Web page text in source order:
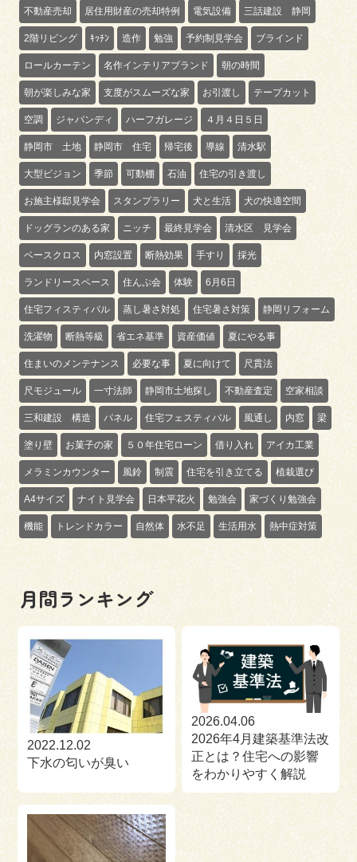
不動産売却 居住用財産の売却特例 電気設備 三話建設 静岡
2階リビング ｷｯﾁﾝ 造作 勉強 予約制見学会 ブラインド
ロールカーテン 名作インテリアブランド 朝の時間
朝が楽しみな家 支度がスムーズな家 お引渡し テープカット
空調 ジャパンディ ハーフガレージ ４月４日５日
静岡市 土地 静岡市 住宅 帰宅後 導線 清水駅
大型ビジョン 季節 可動棚 石油 住宅の引き渡し
お施主様邸見学会 スタンプラリー 犬と生活 犬の快適空間
ドッグランのある家 ニッチ 最終見学会 清水区 見学会
ベースクロス 内窓設置 断熱効果 手すり 採光
ランドリースペース 住んぷ会 体験 6月6日
住宅フィスティバル 蒸し暑さ対処 住宅暑さ対策 静岡リフォーム
洗濯物 断熱等級 省エネ基準 資産価値 夏にやる事
住まいのメンテナンス 必要な事 夏に向けて 尺貫法
尺モジュール 一寸法師 静岡市土地探し 不動産査定 空家相談
三和建設 構造 パネル 住宅フェスティバル 風通し 内窓 梁
塗り壁 お菓子の家 ５０年住宅ローン 借り入れ アイカ工業
メラミンカウンター 風鈴 制震 住宅を引き立てる 植栽選び
A4サイズ ナイト見学会 日本平花火 勉強会 家づくり勉強会
機能 トレンドカラー 自然体 水不足 生活用水 熱中症対策
月間ランキング
2022.12.02
下水の匂いが臭い
2026.04.06
2026年4月建築基準法改
正とは？住宅への影響
をわかりやすく解説